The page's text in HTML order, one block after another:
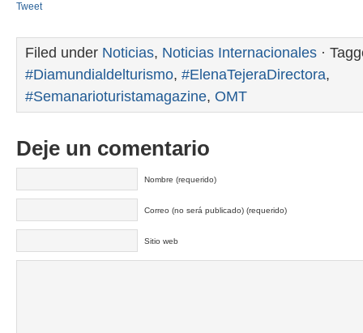
Tweet
Filed under Noticias, Noticias Internacionales ·
#Diamundialdelturismo, #ElenaTejeraDirectora,
#Semanarioturistamagazine, OMT
Deje un comentario
Nombre (requerido)
Correo (no será publicado) (requerido)
Sitio web